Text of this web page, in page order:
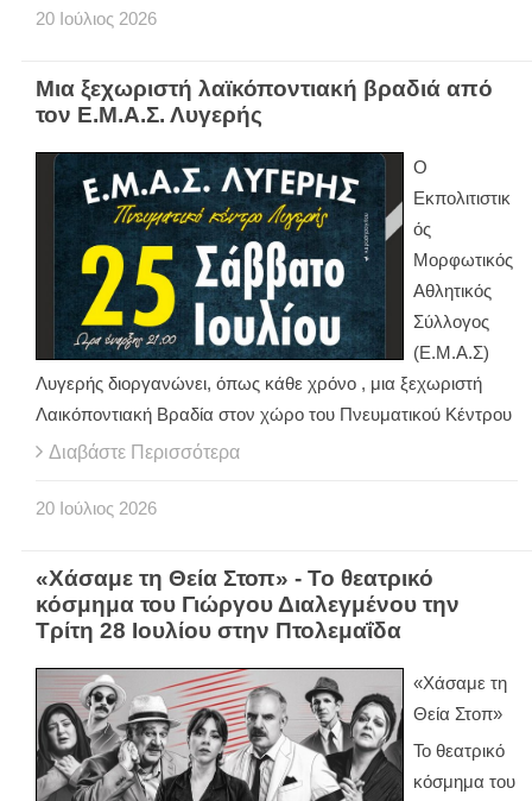
20 Ιούλιος 2026
Μια ξεχωριστή λαϊκόποντιακή βραδιά από
τον Ε.Μ.Α.Σ. Λυγερής
O
Εκπολιτιστικ
ός
Μορφωτικός
Αθλητικός
Σύλλογος
(Ε.Μ.Α.Σ)
Λυγερής διοργανώνει, όπως κάθε χρόνο , μια ξεχωριστή
Λαικόποντιακή Βραδία στον χώρο του Πνευματικού Κέντρου
Διαβάστε Περισσότερα
20 Ιούλιος 2026
«Χάσαμε τη Θεία Στοπ» - Το θεατρικό
κόσμημα του Γιώργου Διαλεγμένου την
Τρίτη 28 Ιουλίου στην Πτολεμαΐδα
«Χάσαμε τη
Θεία Στοπ»
Το θεατρικό
κόσμημα του